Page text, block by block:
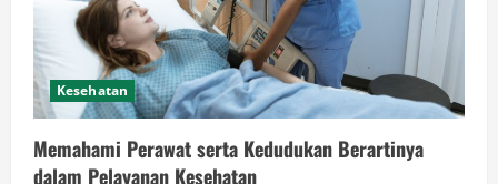
Kesehatan
Memahami Perawat serta Kedudukan Berartinya
dalam Pelayanan Kesehatan